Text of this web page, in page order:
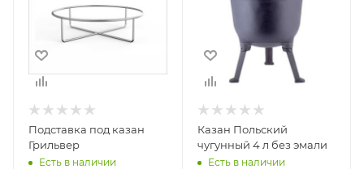
Высота, мм
4
Подставка под казан
Грильвер
Есть в наличии
Казан Польский
чугунный 4 л без эмали
Есть в наличии